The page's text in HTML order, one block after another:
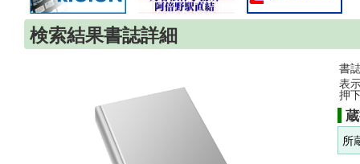
検索結果書誌詳細
書
表
押
所